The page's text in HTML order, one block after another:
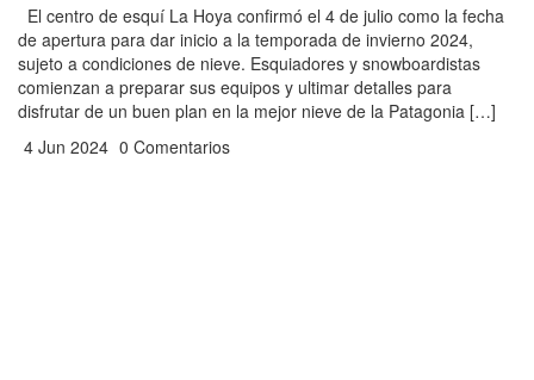
El centro de esquí La Hoya confirmó el 4 de julio como la fecha
de apertura para dar inicio a la temporada de invierno 2024,
sujeto a condiciones de nieve. Esquiadores y snowboardistas
comienzan a preparar sus equipos y ultimar detalles para
disfrutar de un buen plan en la mejor nieve de la Patagonia […]
4 Jun 2024 0 Comentarios